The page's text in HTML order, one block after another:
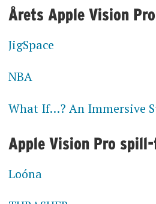
Årets Apple Vision
JigSpace
NBA
What If…? An Immersive
Apple Vision Pro
Loóna